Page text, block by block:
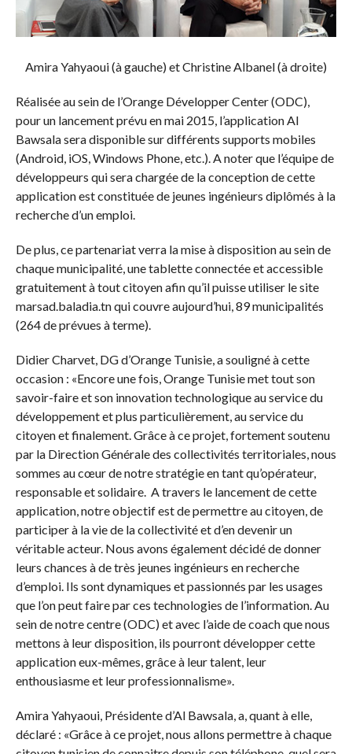
Amira Yahyaoui (à gauche) et Christine Albanel (à droite)
Réalisée au sein de l’Orange Développer Center (ODC),
pour un lancement prévu en mai 2015, l’application Al
Bawsala sera disponible sur différents supports mobiles
(Android, iOS, Windows Phone, etc.). A noter que l’équipe de
développeurs qui sera chargée de la conception de cette
application est constituée de jeunes ingénieurs diplômés à la
recherche d’un emploi.
De plus, ce partenariat verra la mise à disposition au sein de
chaque municipalité, une tablette connectée et accessible
gratuitement à tout citoyen afin qu’il puisse utiliser le site
marsad.baladia.tn qui couvre aujourd’hui, 89 municipalités
(264 de prévues à terme).
Didier Charvet, DG d’Orange Tunisie, a souligné à cette
occasion : «Encore une fois, Orange Tunisie met tout son
savoir-faire et son innovation technologique au service du
développement et plus particulièrement, au service du
citoyen et finalement. Grâce à ce projet, fortement soutenu
par la Direction Générale des collectivités territoriales, nous
sommes au cœur de notre stratégie en tant qu’opérateur,
responsable et solidaire. A travers le lancement de cette
application, notre objectif est de permettre au citoyen, de
participer à la vie de la collectivité et d’en devenir un
véritable acteur. Nous avons également décidé de donner
leurs chances à de très jeunes ingénieurs en recherche
d’emploi. Ils sont dynamiques et passionnés par les usages
que l’on peut faire par ces technologies de l’information. Au
sein de notre centre (ODC) et avec l’aide de coach que nous
mettons à leur disposition, ils pourront développer cette
application eux-mêmes, grâce à leur talent, leur
enthousiasme et leur professionnalisme».
Amira Yahyaoui, Présidente d’Al Bawsala, a, quant à elle,
déclaré : «Grâce à ce projet, nous allons permettre à chaque